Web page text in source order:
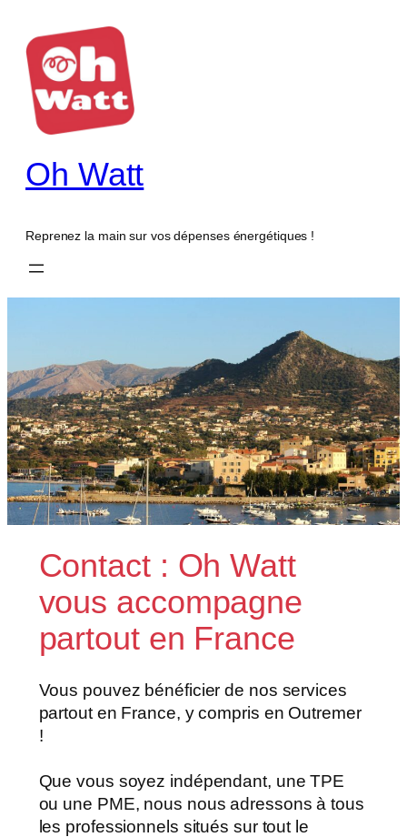
Oh Watt
Reprenez la main sur vos dépenses énergétiques !
Contact : Oh Watt
vous accompagne
partout en France
Vous pouvez bénéficier de nos services
partout en France, y compris en Outremer
!
Que vous soyez indépendant, une TPE
ou une PME, nous nous adressons à tous
les professionnels situés sur tout le